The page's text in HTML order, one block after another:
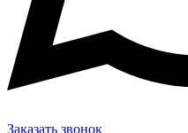
Заказать звонок